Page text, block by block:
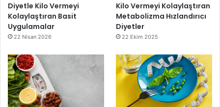
Diyetle Kilo Vermeyi
Kolaylaştıran Basit
Uygulamalar
22 Nisan 2026
Kilo Vermeyi Kolaylaştıran
Metabolizma Hızlandırıcı
Diyetler
22 Ekim 2025